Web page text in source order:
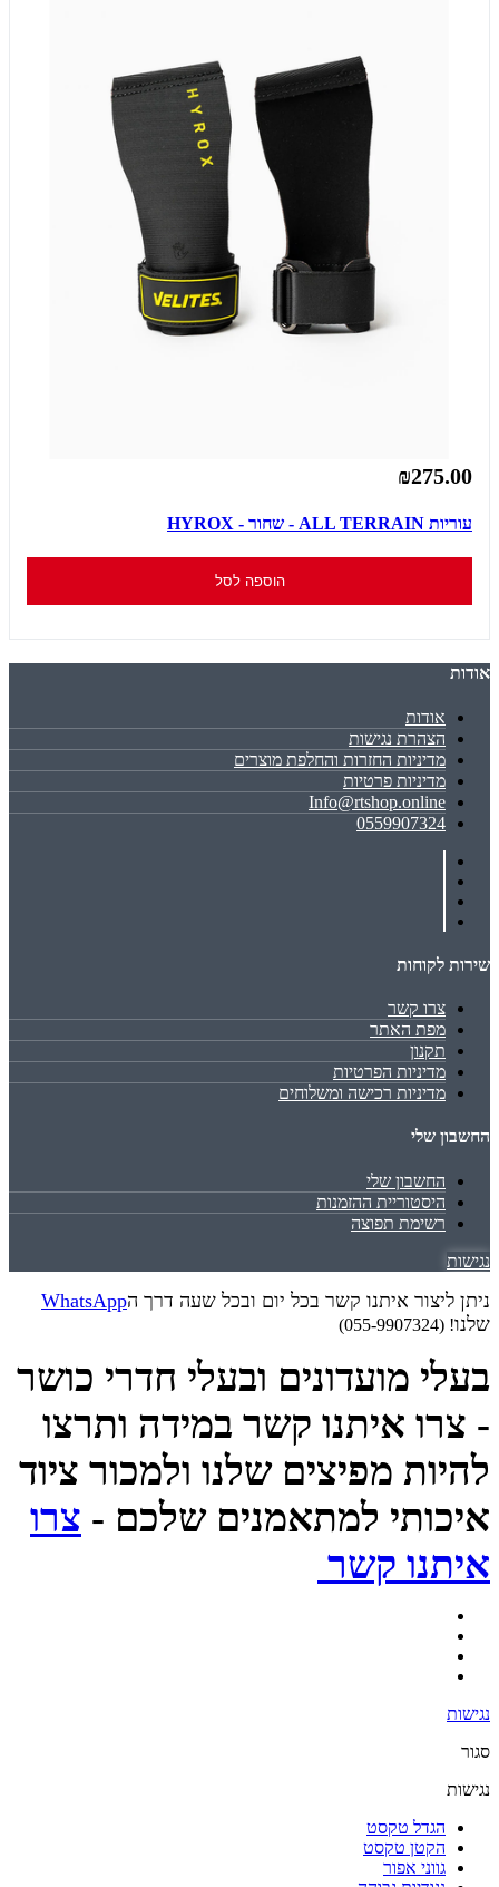
₪275.00
עוריות ALL TERRAIN - שחור - HYROX
הוספה לסל
אודות
אודות
הצהרת נגישות
מדיניות החזרות והחלפת מוצרים
מדיניות פרטיות
Info@rtshop.online
0559907324
שירות לקוחות
צרו קשר
מפת האתר
תקנון
מדיניות הפרטיות
מדיניות רכישה ומשלוחים
החשבון שלי
החשבון שלי
היסטוריית ההזמנות
רשימת תפוצה
נגישות
ניתן ליצור איתנו קשר בכל יום ובכל שעה דרך הWhatsApp
שלנו! (055-9907324)
בעלי מועדונים ובעלי חדרי כושר
- צרו איתנו קשר במידה ותרצו
להיות מפיצים שלנו ולמכור ציוד
איכותי למתאמנים שלכם - צרו
איתנו קשר
נגישות
סגור
נגישות
הגדל טקסט
הקטן טקסט
גווני אפור